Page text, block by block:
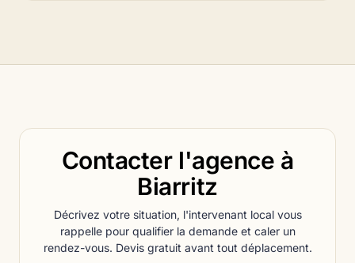
Contacter l'agence à
Biarritz
Décrivez votre situation, l'intervenant local vous
rappelle pour qualifier la demande et caler un
rendez-vous. Devis gratuit avant tout déplacement.